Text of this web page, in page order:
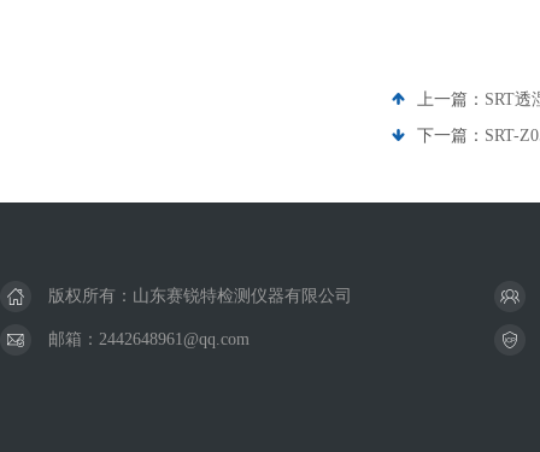
上一篇： SRT透
下一篇： SRT-
版权所有：山东赛锐特检测仪器有限公司
邮箱：2442648961@qq.com